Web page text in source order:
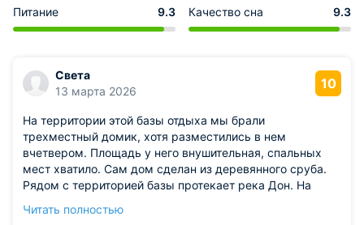
Питание 9.3 Качество сна 9.3
Света
13 марта 2026
10
На территории этой базы отдыха мы брали
трехместный домик, хотя разместились в нем
вчетвером. Площадь у него внушительная, спальных
мест хватило. Сам дом сделан из деревянного сруба.
Рядом с территорией базы протекает река Дон. На
виды приятные. Ресторан с отличным банкетным залом
Читать полностью